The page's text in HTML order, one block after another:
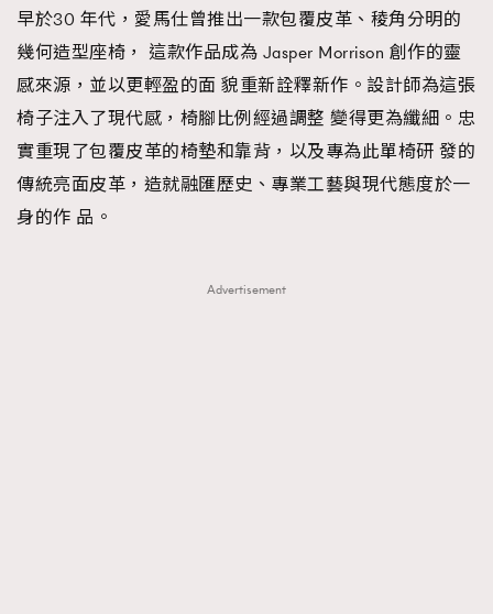
早於30 年代，愛馬仕曾推出一款包覆皮革、稜角分明的
幾何造型座椅， 這款作品成為 Jasper Morrison 創作的靈
感來源，並以更輕盈的面 貌重新詮釋新作。設計師為這張
椅子注入了現代感，椅腳比例經過調整 變得更為纖細。忠
實重現了包覆皮革的椅墊和靠背，以及專為此單椅研 發的
傳統亮面皮革，造就融匯歷史、專業工藝與現代態度於一
身的作 品。
Advertisement